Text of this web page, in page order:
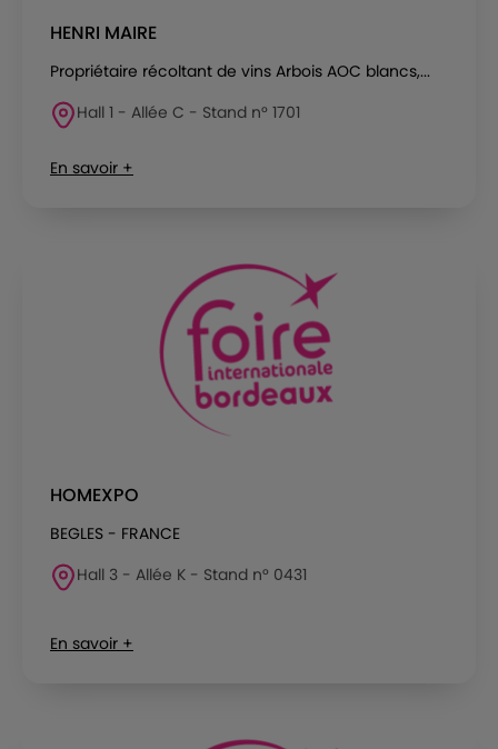
HENRI MAIRE
Propriétaire récoltant de vins Arbois AOC blancs,...
Hall 1 - Allée C - Stand n° 1701
En savoir +
HOMEXPO
BEGLES - FRANCE
Hall 3 - Allée K - Stand n° 0431
En savoir +